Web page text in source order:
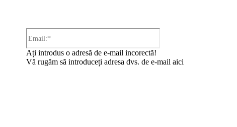
Ați introdus o adresă de e-mail incorectă!
Vă rugăm să introduceți adresa dvs. de e-mail aici